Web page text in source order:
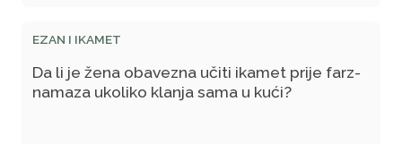
EZAN I IKAMET
Da li je žena obavezna učiti ikamet prije farz-
namaza ukoliko klanja sama u kući?